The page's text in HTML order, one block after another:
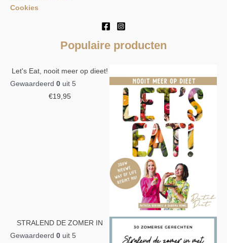
Cookies
Populaire producten
Let's Eat, nooit meer op dieet!
Gewaardeerd 0 uit 5
€19,95
STRALEND DE ZOMER IN
Gewaardeerd 0 uit 5